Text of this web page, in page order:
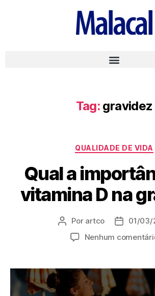
Tag: gravidez
QUALIDADE DE VIDA
Qual a
vitamina D na
Por artco
01/03/
Nenhum